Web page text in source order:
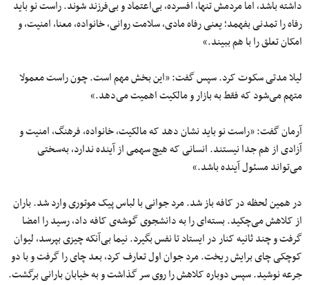
داشته باشد، اما مردمش تنها، افسرده، بی‌اعتماد و بی‌فرزند شوند. راست نو باید
رفاه را تمدنی بفهمد؛ یعنی رفاه مادی، سلامت روانی، خانواده، معنا، امنیت، و
امکان تعلق را با هم ببیند.»
لیلا مدتی سکوت کرد. سپس گفت: «این بخش مهم است. چون راست معمولا
متهم می‌شود که فقط به بازار و مالکیت اهمیت می‌دهد.»
آرمان گفت: «راست نو باید نشان دهد که مالکیت، خانواده، فرهنگ، امنیت و
آزادی از هم جدا نیستند. انسانی که هیچ سهمی از آینده ندارد، به‌سختی
می‌تواند مسئول آینده باشد.»
در همین لحظه در کافه باز شد. مرد جوانی با لباس پیک موتوری وارد شد. باران
از کلاهش می‌چکید. بسته‌ای را به دانشجوی گوشه‌ی کافه داد، رسید را امضا
گرفت و چند ثانیه کنار در ایستاد تا نفس بگیرد. نیما بی‌آنکه چیزی بپرسد، لیوان
کوچکی چای برایش ریخت. مرد جوان اول تعارف کرد، بعد چای را گرفت و با دو
جرعه نوشید. سپس دوباره کلاهش را روی سر گذاشت و به خیابان بارانی برگشت.